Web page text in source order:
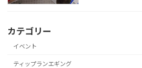
カテゴリー
イベント
ティップランエギング